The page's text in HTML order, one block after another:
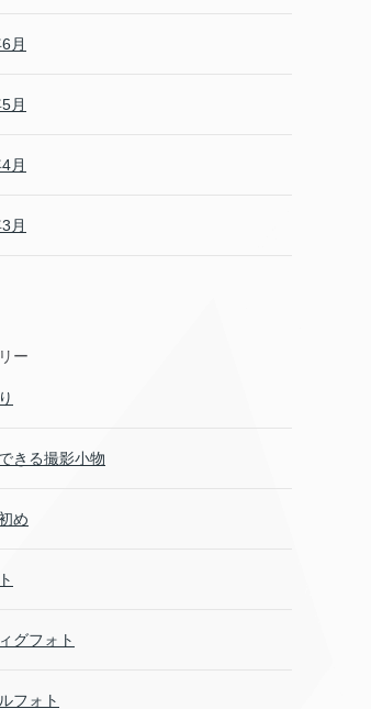
月
月
月
月
ー
きる撮影小物
め
グフォト
フォト